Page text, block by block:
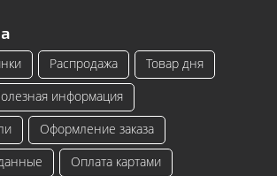
Распродажа
Товар дня
информация
Оформление заказа
Оплата картами